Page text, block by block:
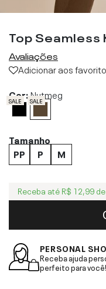
Top Seamless
Avaliações
Adicionar aos
Cor:Nutmeg
SALE SALE
Tamanho
PP
P M
Receba até R$ 12,99
PERSONAL
Receba ajuda
perfeito para você!